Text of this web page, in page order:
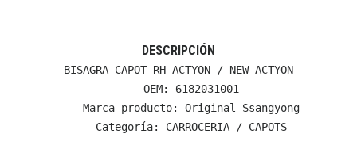
DESCRIPCIÓN
BISAGRA CAPOT RH ACTYON / NEW ACTYON
  - OEM: 6182031001
  - Marca producto: Original Ssangyong
  - Categoría: CARROCERIA / CAPOTS